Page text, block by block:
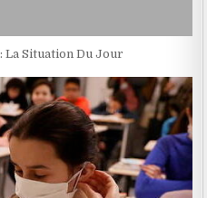
La Situation Du Jour